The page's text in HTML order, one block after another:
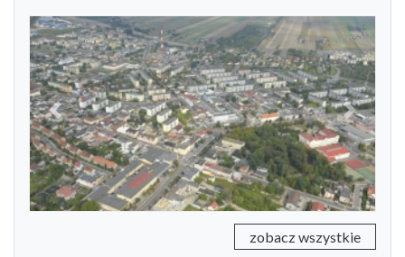
Previous Next
zobacz wszystkie